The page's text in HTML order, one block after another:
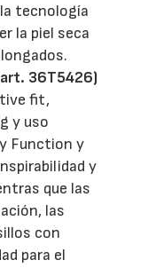
tecnología
la piel seca
36T5426)
fit,
y uso
Function y
y
que las
las
con
para el